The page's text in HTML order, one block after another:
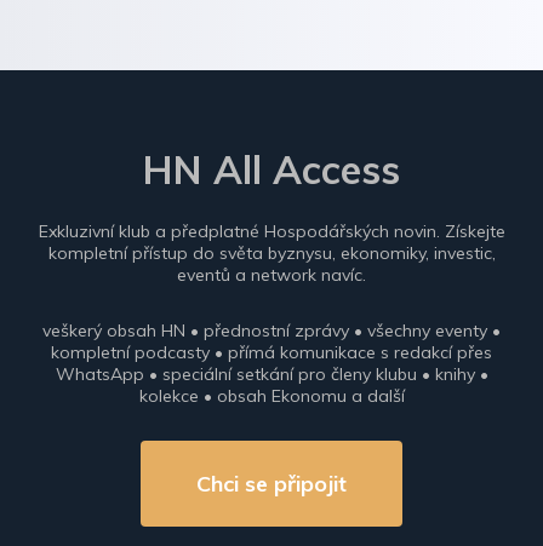
HN All Access
Exkluzivní klub a předplatné Hospodářských novin. Získejte
kompletní přístup do světa byznysu, ekonomiky, investic,
eventů a network navíc.
veškerý obsah HN • přednostní zprávy • všechny eventy •
kompletní podcasty • přímá komunikace s redakcí přes
WhatsApp • speciální setkání pro členy klubu • knihy •
kolekce • obsah Ekonomu a další
Chci se připojit